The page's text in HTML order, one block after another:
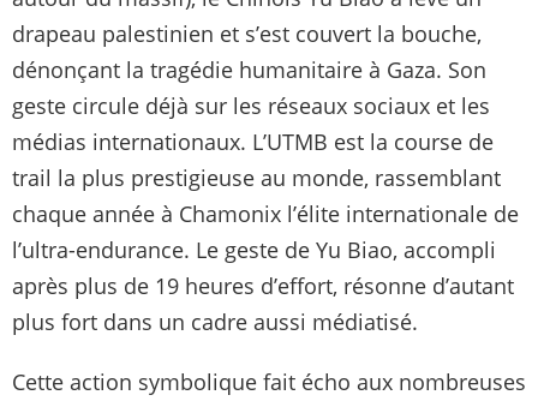
drapeau palestinien et s’est couvert la bouche,
dénonçant la tragédie humanitaire à Gaza. Son
geste circule déjà sur les réseaux sociaux et les
médias internationaux. L’UTMB est la course de
trail la plus prestigieuse au monde, rassemblant
chaque année à Chamonix l’élite internationale de
l’ultra-endurance. Le geste de Yu Biao, accompli
après plus de 19 heures d’effort, résonne d’autant
plus fort dans un cadre aussi médiatisé.
Cette action symbolique fait écho aux nombreuses